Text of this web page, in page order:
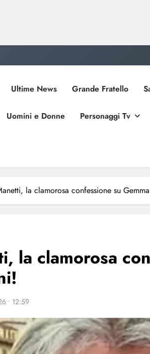
Ultime News Grande Fratello
Uomini e Donne Personaggi Tv
la clamorosa confessione su
la clamorosa
• 12:59